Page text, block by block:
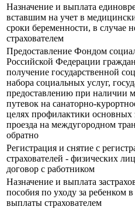
Назначение и выплата
вставшим на учет в
сроки беременности, в случае
страхователем
Предоставление Фондом
Российской Федерации
получение государственной
набора социальных услуг,
предоставлению при наличии
путевок на санаторно-
целях профилактики основных
проезда на междугородном
обратно
Регистрация и снятие с
страхователей - физических
договор с работником
Назначение и выплата
пособия по уходу за ребенком
выплаты страхователем